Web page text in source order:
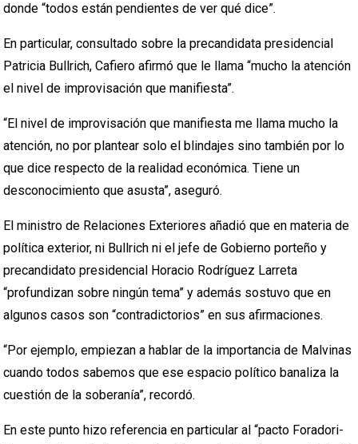
donde “todos están pendientes de ver qué dice”.
En particular, consultado sobre la precandidata presidencial
Patricia Bullrich, Cafiero afirmó que le llama “mucho la atención
el nivel de improvisación que manifiesta”.
“El nivel de improvisación que manifiesta me llama mucho la
atención, no por plantear solo el blindajes sino también por lo
que dice respecto de la realidad económica. Tiene un
desconocimiento que asusta”, aseguró.
El ministro de Relaciones Exteriores añadió que en materia de
política exterior, ni Bullrich ni el jefe de Gobierno porteño y
precandidato presidencial Horacio Rodríguez Larreta
“profundizan sobre ningún tema” y además sostuvo que en
algunos casos son “contradictorios” en sus afirmaciones.
“Por ejemplo, empiezan a hablar de la importancia de Malvinas
cuando todos sabemos que ese espacio político banaliza la
cuestión de la soberanía”, recordó.
En este punto hizo referencia en particular al “pacto Foradori-